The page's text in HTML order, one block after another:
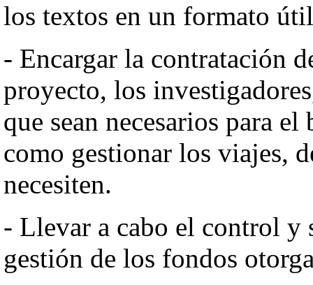
los textos en un formato
- Encargar la contratación
proyecto, los
que sean necesarios para
como gestionar los viajes,
necesiten.
- Llevar a cabo el control y
gestión de los fondos